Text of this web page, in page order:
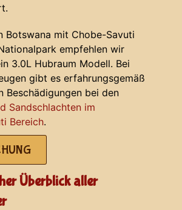
Botswana mit Chobe-Savuti
empfehlen wir
3.0L Hubraum Modell. Bei
gibt es erfahrungsgemäß
Beschädigungen bei den
Sandschlachten im
Bereich.
Überblick aller